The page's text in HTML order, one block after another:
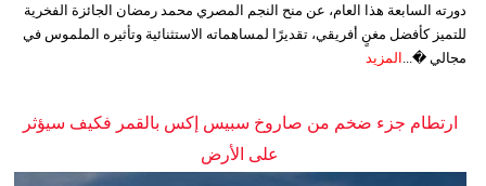
دورته السابعة هذا العام، عن منح النجم المصري محمد رمضان الجائزة الفخرية
للتميز كأفضل مغنٍ أفريقي، تقديرًا لمساهماته الاستثنائية وتأثيره الملموس في
مجالي �... المزيد
ارتطام جزء ضخم من صاروخ سبيس إكس بالقمر فكيف سيؤثر
على الأرض